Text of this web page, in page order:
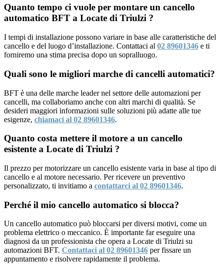
Quanto tempo ci vuole per montare un cancello
automatico BFT a Locate di Triulzi ?
I tempi di installazione possono variare in base alle caratteristiche del
cancello e del luogo d’installazione. Contattaci al 02 89601346 e ti
forniremo una stima precisa dopo un sopralluogo.
Quali sono le migliori marche di cancelli automatici?
BFT è una delle marche leader nel settore delle automazioni per
cancelli, ma collaboriamo anche con altri marchi di qualità. Se
desideri maggiori informazioni sulle soluzioni più adatte alle tue
esigenze, chiamaci al 02 89601346.
Quanto costa mettere il motore a un cancello
esistente a Locate di Triulzi ?
Il prezzo per motorizzare un cancello esistente varia in base al tipo di
cancello e al motore necessario. Per ricevere un preventivo
personalizzato, ti invitiamo a contattarci al 02 89601346.
Perché il mio cancello automatico si blocca?
Un cancello automatico può bloccarsi per diversi motivi, come un
problema elettrico o meccanico. È importante far eseguire una
diagnosi da un professionista che opera a Locate di Triulzi su
automazioni BFT. Contattaci al 02 89601346 per fissare un
appuntamento e risolvere rapidamente il problema.